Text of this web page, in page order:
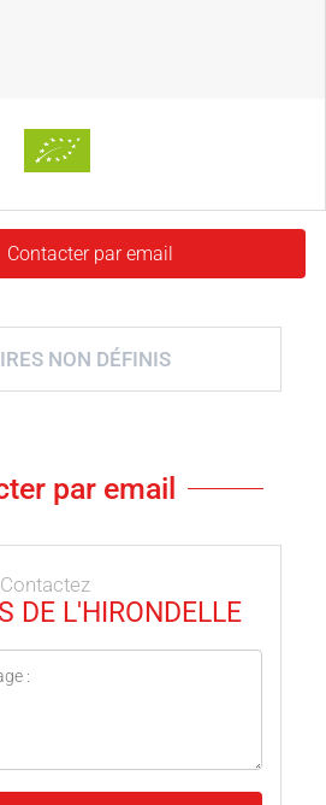
Contacter par email
NON DÉFINIS
par email
Contactez
DE L'HIRONDELLE